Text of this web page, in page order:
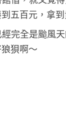
五百元，拿
完全是颱風
狽啊～